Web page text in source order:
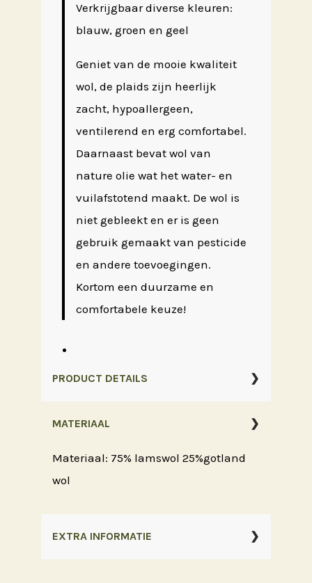
Verkrijgbaar diverse kleuren:
blauw, groen en geel
Geniet van de mooie kwaliteit
wol, de plaids zijn heerlijk
zacht, hypoallergeen,
ventilerend en erg comfortabel.
Daarnaast bevat wol van
nature olie wat het water- en
vuilafstotend maakt. De wol is
niet gebleekt en er is geen
gebruik gemaakt van pesticide
en andere toevoegingen.
Kortom een duurzame en
comfortabele keuze!
PRODUCT DETAILS
MATERIAAL
Materiaal: 75% lamswol 25%gotland
wol
EXTRA INFORMATIE